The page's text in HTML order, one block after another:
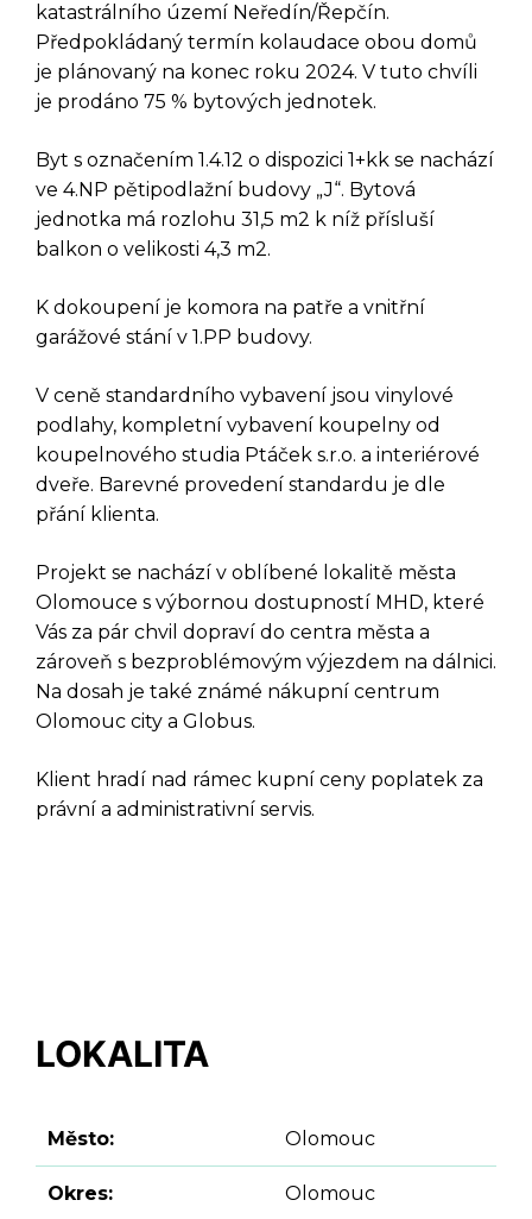
katastrálního území Neředín/Řepčín.
Předpokládaný termín kolaudace obou domů
je plánovaný na konec roku 2024. V tuto chvíli
je prodáno 75 % bytových jednotek.
Byt s označením 1.4.12 o dispozici 1+kk se nachází
ve 4.NP pětipodlažní budovy „J“. Bytová
jednotka má rozlohu 31,5 m2 k níž přísluší
balkon o velikosti 4,3 m2.
K dokoupení je komora na patře a vnitřní
garážové stání v 1.PP budovy.
V ceně standardního vybavení jsou vinylové
podlahy, kompletní vybavení koupelny od
koupelnového studia Ptáček s.r.o. a interiérové
dveře. Barevné provedení standardu je dle
přání klienta.
Projekt se nachází v oblíbené lokalitě města
Olomouce s výbornou dostupností MHD, které
Vás za pár chvil dopraví do centra města a
zároveň s bezproblémovým výjezdem na dálnici.
Na dosah je také známé nákupní centrum
Olomouc city a Globus.
Klient hradí nad rámec kupní ceny poplatek za
právní a administrativní servis.
LOKALITA
Město: Olomouc
Okres: Olomouc
DOTAZ K TÉTO
NEMOVITOSTI